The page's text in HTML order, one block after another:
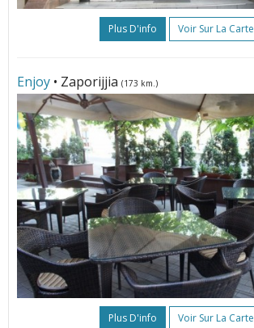
Plus D'info Voir Sur La Carte
Enjoy • Zaporijjia (173 km.)
Plus D'info Voir Sur La Carte